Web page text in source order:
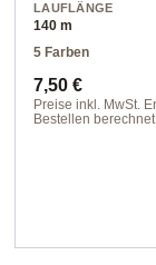
LAUFLÄNGE
140 m
5 Farben
Regulärer
7,50 €
Preise inkl. MwSt.
Bestellen berechnet.